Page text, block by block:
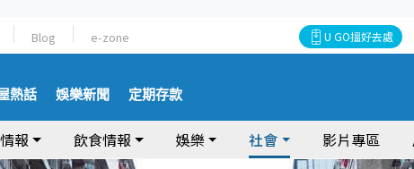
Blog e-zone U GO搵好去處
熱話 娛樂新聞 定期存款
報 飲食情報 娛樂 社會 影片專區